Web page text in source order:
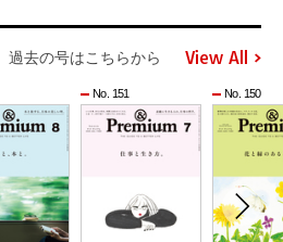
過去の号はこちらから View All
No. 151 No. 150